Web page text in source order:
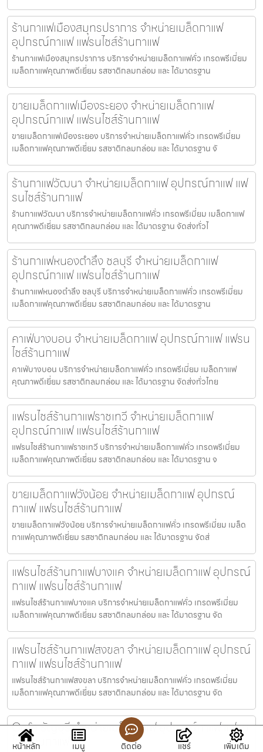
ร้านกาแฟเมืองสมุทรปราการ จำหน่ายเมล็ดกาแฟ
อุปกรณ์กาแฟ แฟรนไชส์ร้านกาแฟ
ร้านกาแฟเมืองสมุทรปราการ บริการจำหน่ายเมล็ดกาแฟคั่ว เกรดพรีเมี่ยม
เมล็ดกาแฟคุณภาพดีเยี่ยม รสชาติกลมกล่อม และ ได้มาตรฐาน
ขายเมล็ดกาแฟเมืองระยอง จำหน่ายเมล็ดกาแฟ
อุปกรณ์กาแฟ แฟรนไชส์ร้านกาแฟ
ขายเมล็ดกาแฟเมืองระยอง บริการจำหน่ายเมล็ดกาแฟคั่ว เกรดพรีเมี่ยม
เมล็ดกาแฟคุณภาพดีเยี่ยม รสชาติกลมกล่อม และ ได้มาตรฐาน จั
ร้านกาแฟวัฒนา จำหน่ายเมล็ดกาแฟ อุปกรณ์กาแฟ แฟ
รนไชส์ร้านกาแฟ
ร้านกาแฟวัฒนา บริการจำหน่ายเมล็ดกาแฟคั่ว เกรดพรีเมี่ยม เมล็ดกาแฟ
คุณภาพดีเยี่ยม รสชาติกลมกล่อม และ ได้มาตรฐาน จัดส่งทั่วไ
ร้านกาแฟหนองตำลึง ชลบุรี จำหน่ายเมล็ดกาแฟ
อุปกรณ์กาแฟ แฟรนไชส์ร้านกาแฟ
ร้านกาแฟหนองตำลึง ชลบุรี บริการจำหน่ายเมล็ดกาแฟคั่ว เกรดพรีเมี่ยม
เมล็ดกาแฟคุณภาพดีเยี่ยม รสชาติกลมกล่อม และ ได้มาตรฐาน
คาเฟ่บางบอน จำหน่ายเมล็ดกาแฟ อุปกรณ์กาแฟ แฟรน
ไชส์ร้านกาแฟ
คาเฟ่บางบอน บริการจำหน่ายเมล็ดกาแฟคั่ว เกรดพรีเมี่ยม เมล็ดกาแฟ
คุณภาพดีเยี่ยม รสชาติกลมกล่อม และ ได้มาตรฐาน จัดส่งทั่วไทย
แฟรนไชส์ร้านกาแฟราชเทวี จำหน่ายเมล็ดกาแฟ
อุปกรณ์กาแฟ แฟรนไชส์ร้านกาแฟ
แฟรนไชส์ร้านกาแฟราชเทวี บริการจำหน่ายเมล็ดกาแฟคั่ว เกรดพรีเมี่ยม
เมล็ดกาแฟคุณภาพดีเยี่ยม รสชาติกลมกล่อม และ ได้มาตรฐาน จ
ขายเมล็ดกาแฟวังน้อย จำหน่ายเมล็ดกาแฟ อุปกรณ์
กาแฟ แฟรนไชส์ร้านกาแฟ
ขายเมล็ดกาแฟวังน้อย บริการจำหน่ายเมล็ดกาแฟคั่ว เกรดพรีเมี่ยม เมล็ด
กาแฟคุณภาพดีเยี่ยม รสชาติกลมกล่อม และ ได้มาตรฐาน จัดส่
แฟรนไชส์ร้านกาแฟบางแค จำหน่ายเมล็ดกาแฟ อุปกรณ์
กาแฟ แฟรนไชส์ร้านกาแฟ
แฟรนไชส์ร้านกาแฟบางแค บริการจำหน่ายเมล็ดกาแฟคั่ว เกรดพรีเมี่ยม
เมล็ดกาแฟคุณภาพดีเยี่ยม รสชาติกลมกล่อม และ ได้มาตรฐาน จัด
แฟรนไชส์ร้านกาแฟสงขลา จำหน่ายเมล็ดกาแฟ อุปกรณ์
กาแฟ แฟรนไชส์ร้านกาแฟ
แฟรนไชส์ร้านกาแฟสงขลา บริการจำหน่ายเมล็ดกาแฟคั่ว เกรดพรีเมี่ยม
เมล็ดกาแฟคุณภาพดีเยี่ยม รสชาติกลมกล่อม และ ได้มาตรฐาน จัด
Cafe ธัญบุรี จำหน่ายเมล็ดกาแฟ อุปกรณ์กาแฟ แฟรน
ไชส์ร้านกาแฟ
หน้าหลัก เมนู ติดต่อ แชร์ เพิ่มเติม